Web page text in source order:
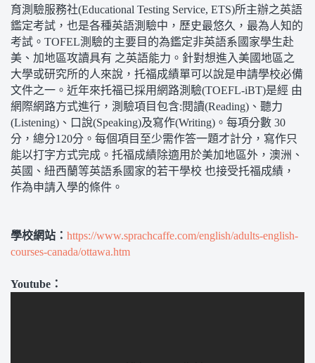
育測驗服務社(Educational Testing Service, ETS)所主辦之英語
鑑定考試，也是各種英語測驗中，歷史最悠久，最為人知的
考試。TOFEL測驗的主要目的為鑑定非英語系國家學生赴
美、加地區攻讀具有 之英語能力。針對想進入美國地區之
大學或研究所的人來說，托福成績單可以說是申請學校必備
文件之一。近年來托福已採用網路測驗(TOEFL-iBT)是經 由
網際網路方式進行，測驗項目包含:閱讀(Reading)、聽力
(Listening)、口說(Speaking)及寫作(Writing)。每項分數 30
分，總分120分。每個項目至少需作答一題才計分，寫作只
能以打字方式完成。托福成績除適用於美加地區外，澳洲、
英國、紐西蘭等英語系國家的若干學校 也接受托福成績，
作為申請入學的條件。
學校網站： https://www.sprachcaffe.com/english/adults-english-
courses-canada/ottawa.htm
Youtube：